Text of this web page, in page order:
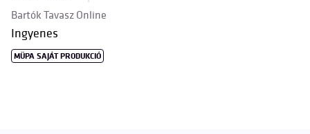
Bartók Tavasz Online
Ingyenes
MÜPA SAJÁT PRODUKCIÓ